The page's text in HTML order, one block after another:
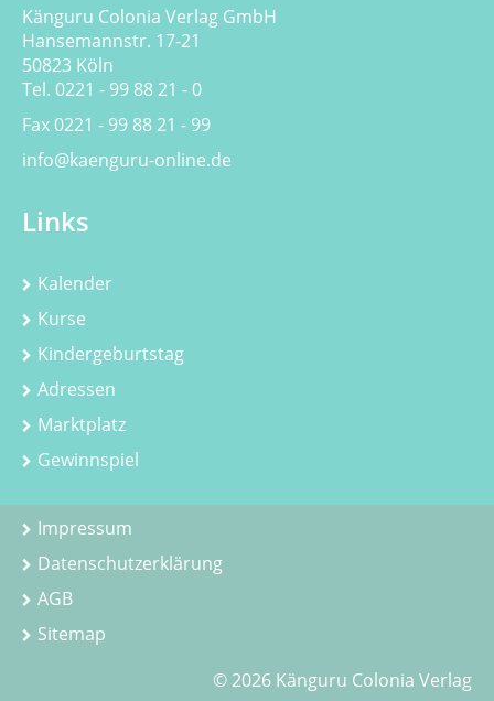
Känguru Colonia Verlag GmbH
Hansemannstr. 17-21
50823 Köln
Tel. 0221 - 99 88 21 - 0
Fax 0221 - 99 88 21 - 99
info@kaenguru-online.de
Links
Kalender
Kurse
Kindergeburtstag
Adressen
Marktplatz
Gewinnspiel
© 2026 Känguru Colonia Verlag
Impressum
Datenschutzerklärung
AGB
Sitemap